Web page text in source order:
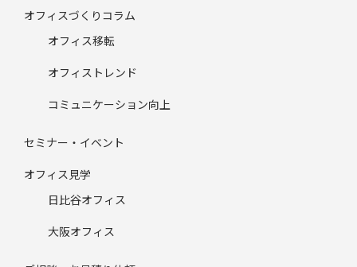
オフィスづくりコラム
オフィス移転
オフィストレンド
コミュニケーション向上
セミナー・イベント
オフィス見学
日比谷オフィス
大阪オフィス